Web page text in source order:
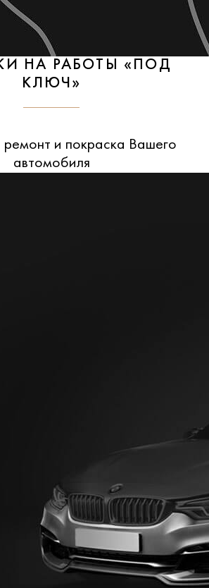
НА РАБОТЫ «ПОД
КЛЮЧ»
и покраска Вашего
автомобиля